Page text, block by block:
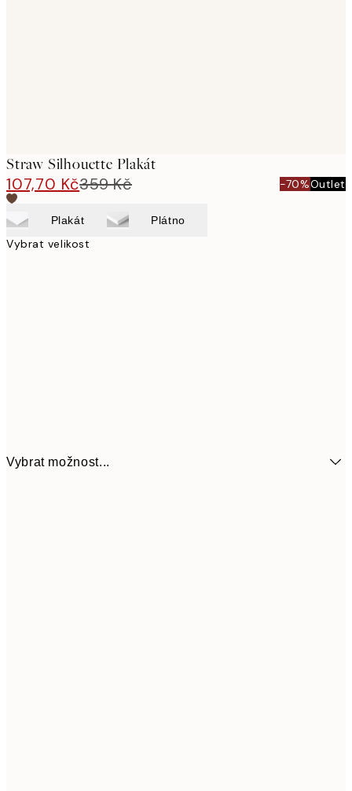
Straw Silhouette Plakát
107,70 Kč359 Kč -70%Outlet
Plakát Plátno
Vybrat velikost
Vybrat možnost...